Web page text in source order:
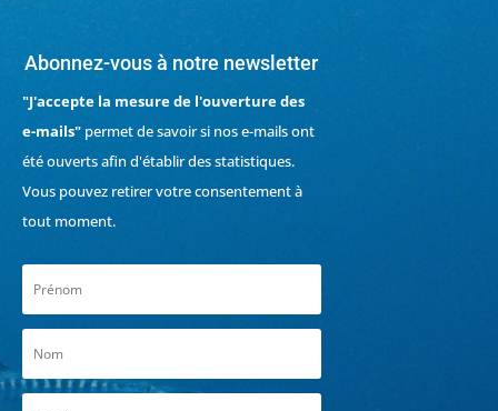
Abonnez-vous à notre newsletter
"J'accepte la mesure de l'ouverture des
e-mails"permet de savoir si nos e-mails ont
été ouverts afin d'établir des statistiques.
Vous pouvez retirer votre consentement à
tout moment.